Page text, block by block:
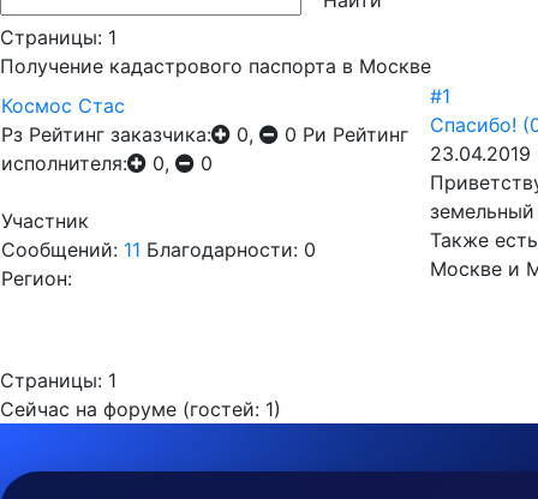
Страницы: 1
Получение кадастрового паспорта в Москве
Космос Стас
Рз Рейтинг заказчика: 0, 0 Ри Рейтинг
исполнителя:
0, 0
Участник
Сообщений: 11 Благодарности: 0
Регион:
#1
Спасибо!
23.04.2019
Также
Москве и
Страницы: 1
Сейчас на форуме (гостей: 1)